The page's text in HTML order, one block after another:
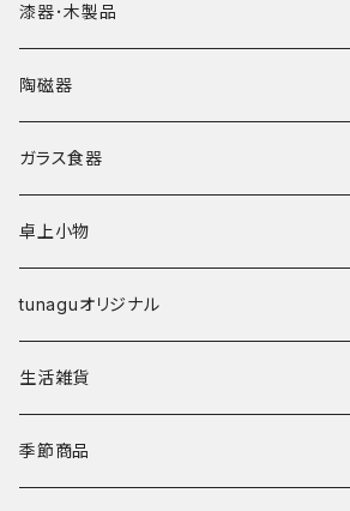
漆器･木製品
皿
椀
弁当箱
その他
鉢
陶磁器
皿･プレート
鉢･ボウル
碗
丼
湯呑･カップ
ガラス食器
カップ
鉢
卓上小物
箸
箸置き
tunaguオリジナル
マングローブ
霞仙（KASEN）
生活雑貨
陶玉
季節商品